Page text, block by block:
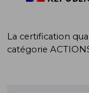
La certification
catégorie